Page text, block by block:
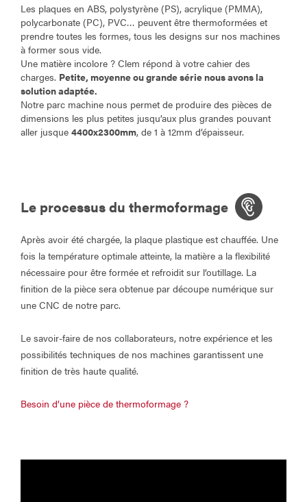
Les plaques en ABS, polystyrène (PS), acrylique (PMMA),
polycarbonate (PC), PVC… peuvent être thermoformées et
prendre toutes les formes, tous les designs sur nos machines
à former sous vide.
Une matière incolore ? Clem répond à votre cahier des
charges. Petite, moyenne ou grande série nous avons la
solution adaptée.
Notre parc machine nous permet de produire des pièces de
dimensions les plus petites jusqu’aux plus grandes pouvant
aller jusque 4400x2300mm, de 1 à 12mm d’épaisseur.
Le processus du thermoformage
Après avoir été chargée, la plaque plastique est chauffée. Une
fois la température optimale atteinte, la matière a la flexibilité
nécessaire pour être formée et refroidit sur l’outillage. La
finition de la pièce sera obtenue par découpe numérique sur
une CNC de notre parc.
Le savoir-faire de nos collaborateurs, notre expérience et les
possibilités techniques de nos machines garantissent une
finition de très haute qualité.
Besoin d’une pièce de thermoformage ?